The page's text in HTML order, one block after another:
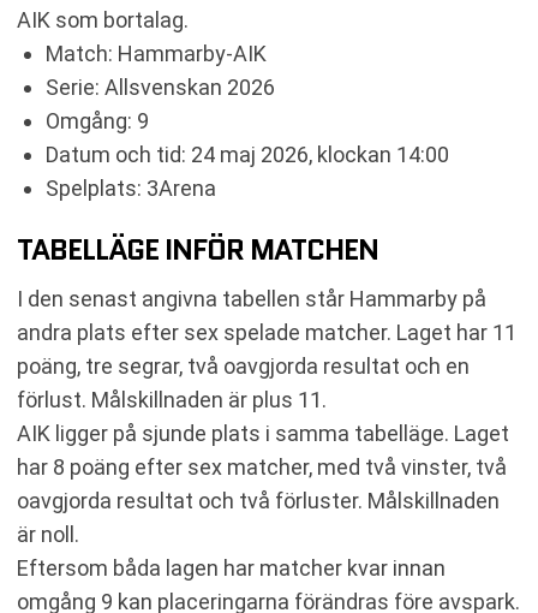
AIK som bortalag.
Match: Hammarby-AIK
Serie: Allsvenskan 2026
Omgång: 9
Datum och tid: 24 maj 2026, klockan 14:00
Spelplats: 3Arena
TABELLÄGE INFÖR MATCHEN
I den senast angivna tabellen står Hammarby på
andra plats efter sex spelade matcher. Laget har 11
poäng, tre segrar, två oavgjorda resultat och en
förlust. Målskillnaden är plus 11.
AIK ligger på sjunde plats i samma tabelläge. Laget
har 8 poäng efter sex matcher, med två vinster, två
oavgjorda resultat och två förluster. Målskillnaden
är noll.
Eftersom båda lagen har matcher kvar innan
omgång 9 kan placeringarna förändras före avspark.